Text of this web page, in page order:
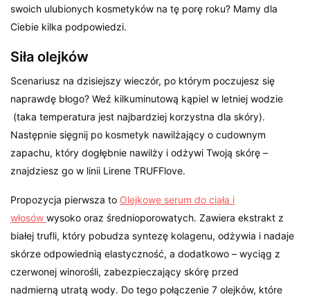
swoich ulubionych kosmetyków na tę porę roku? Mamy dla
Ciebie kilka podpowiedzi.
Siła olejków
Scenariusz na dzisiejszy wieczór, po którym poczujesz się
naprawdę błogo? Weź kilkuminutową kąpiel w letniej wodzie
(taka temperatura jest najbardziej korzystna dla skóry).
Następnie sięgnij po kosmetyk nawilżający o cudownym
zapachu, który dogłębnie nawilży i odżywi Twoją skórę –
znajdziesz go w linii Lirene TRUFFlove.
Propozycja pierwsza to Olejkowe serum do ciała i
włosówwysoko oraz średnioporowatych. Zawiera ekstrakt z
białej trufli, który pobudza syntezę kolagenu, odżywia i nadaje
skórze odpowiednią elastyczność, a dodatkowo – wyciąg z
czerwonej winorośli, zabezpieczający skórę przed
nadmierną utratą wody. Do tego połączenie 7 olejków, które